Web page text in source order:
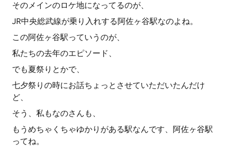
そのメインのロケ地になってるのが、
JR中央総武線が乗り入れする阿佐ヶ谷駅なのよね。
この阿佐ヶ谷駅っていうのが、
私たちの去年のエピソード、
でも夏祭りとかで、
七夕祭りの時にお話ちょっとさせていただいたんだけ
ど、
そう、私もなのさんも、
もうめちゃくちゃゆかりがある駅なんです、阿佐ヶ谷駅
ってね。